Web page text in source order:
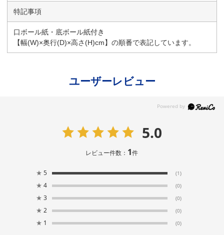
特記事項
口ボール紙・底ボール紙付き
【幅(W)×奥行(D)×高さ(H)cm】の順番で表記しています。
ユーザーレビュー
5.0
レビュー件数： 1件
★ 5 (1)
★ 4 (0)
★ 3 (0)
★ 2 (0)
★ 1 (0)